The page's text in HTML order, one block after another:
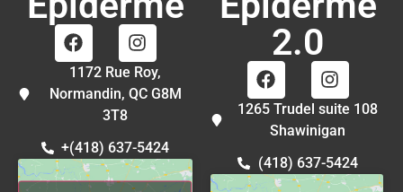
1172 Rue Roy,
Normandin, QC G8M
3T8
+(418) 637-5424
2.0
1265 Trudel suite 108
Shawinigan
(418) 637-5424